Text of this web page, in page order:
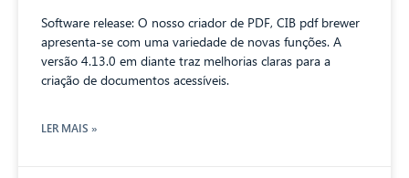
Software release: O nosso criador de PDF, CIB pdf brewer
apresenta-se com uma variedade de novas funções. A
versão 4.13.0 em diante traz melhorias claras para a
criação de documentos acessíveis.
LER MAIS »